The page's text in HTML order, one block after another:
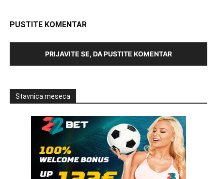
PUSTITE KOMENTAR
PRIJAVITE SE, DA PUSTITE KOMENTAR
Stavnica meseca